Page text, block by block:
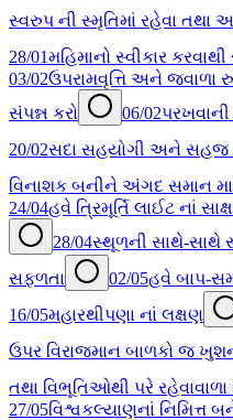
સ્વરુપ ની સ્મૃતિમાં રહેવા તથા
28/01મહિમાનો સ્વીકાર
03/02ઉપરામવૃત્તિ અને જ્વાળા
સંપન્ન કરો
06/02
20/02સદા સહયોગી અને સહજ
વિનાશક બનીને અંગદ સમાન
24/04હવે ત્રિમૂર્તિ લાઈટ નાં
28/04સ્થૂળની સાથે-સાથે
સફળતા
02/05હવે બાપ-
16/05મહારથીપણા નાં લક્ષણ
ઉપર વિરાજમાન બાળકો જ
તથા વિભૂતિઓથી પરે
27/05વિશ્વકલ્યાણનાં